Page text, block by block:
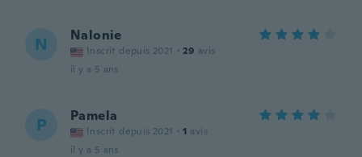
N Nalonie
Inscrit depuis 2021 · 29 avis
il y a 5 ans
P Pamela
Inscrit depuis 2021 · 1 avis
il y a 5 ans